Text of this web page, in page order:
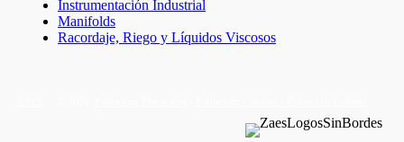
Instrumentación Industrial
Manifolds
Racordaje, Riego y Líquidos Viscosos